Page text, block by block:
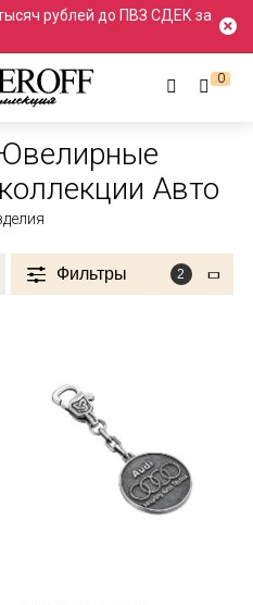
рублей до ПВЗ СДЕК за
0
Из коллекции Авто
Авто
Фильтры 2